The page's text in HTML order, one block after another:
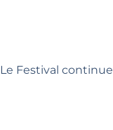
Le Festival continue